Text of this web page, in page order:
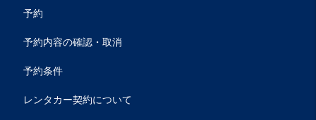
予約
予約内容の確認・取消
予約条件
レンタカー契約について